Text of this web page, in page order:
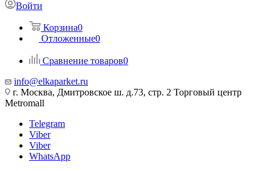
Войти
Корзина0
Отложенные0
Сравнение товаров0
info@elkaparket.ru
г. Москва, Дмитровское ш. д.73, стр. 2 Торговый центр
Metromall
Telegram
Viber
Viber
WhatsApp